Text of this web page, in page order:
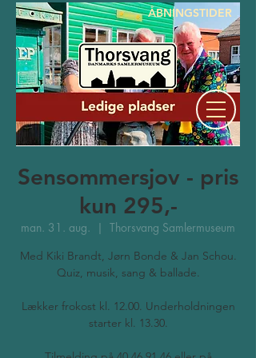
ÅBNINGSTIDER
Sensommersjov - pris
kun 295,-
man. 31. aug.
  |
Thorsvang Samlermuseum
Med Kiki Brandt, Jørn Bonde & Jan Schou.
Quiz, musik, sang & ballade.
Lækker frokost kl. 12.00. Underholdningen
starter kl. 13.30.